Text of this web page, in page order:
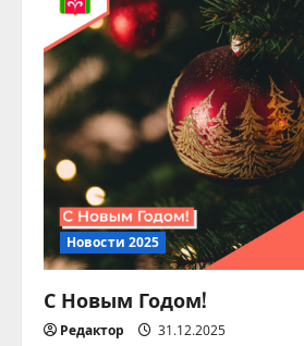
а
ц
и
я
п
о
з
Новости 2025
С Новым Годом!
Редактор 31.12.2025